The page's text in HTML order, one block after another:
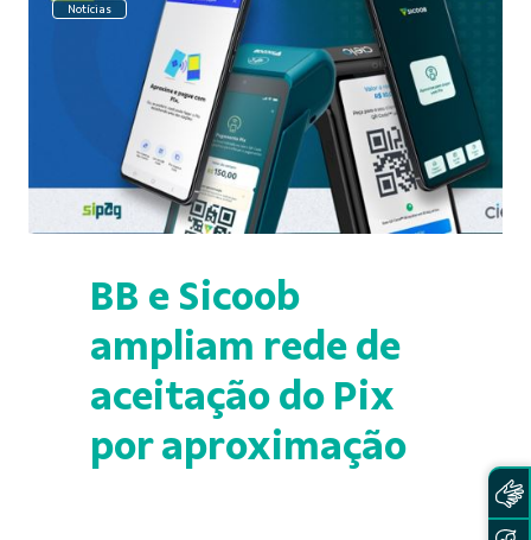
Notícias
BB e Sicoob
ampliam rede de
aceitação do Pix
por aproximação